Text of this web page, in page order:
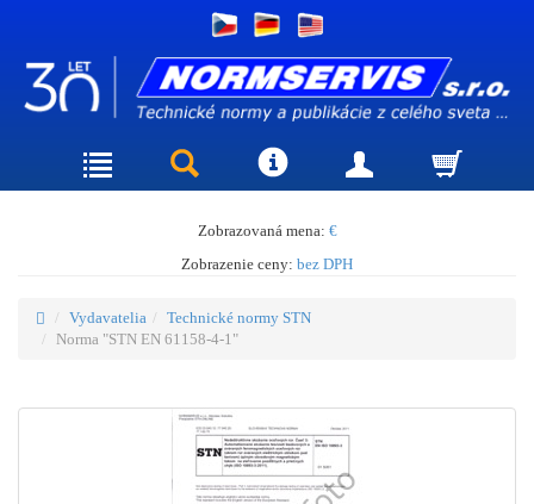
Zobrazovaná mena: €
Zobrazenie ceny: bez DPH
Vydavatelia
Technické normy STN
Norma "STN EN 61158-4-1"